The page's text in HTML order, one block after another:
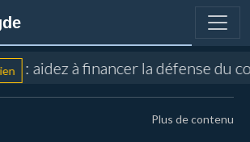
: aidez à financer la défense du
Plus de contenu